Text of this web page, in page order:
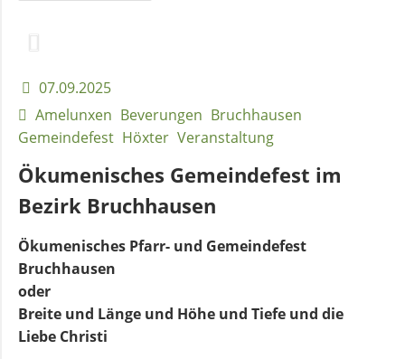
in
07.09.2025
Amelunxen Beverungen Bruchhausen
Gemeindefest Höxter Veranstaltung
Ökumenisches Gemeindefest im
Bezirk Bruchhausen
Ökumenisches Pfarr- und Gemeindefest
Bruchhausen
oder
Breite und Länge und Höhe und Tiefe und die
Liebe Christi